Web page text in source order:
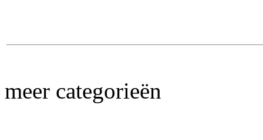
meer categorieën